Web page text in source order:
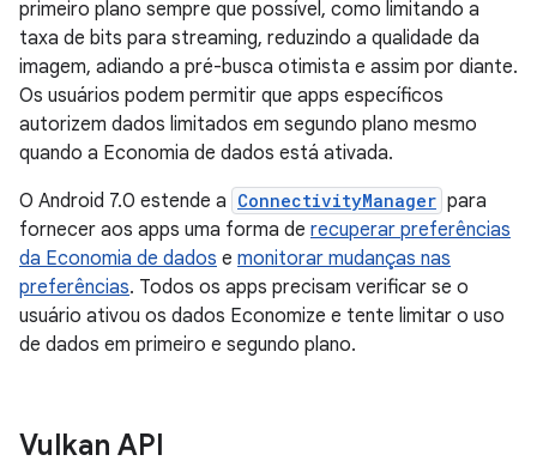
primeiro plano sempre que possível, como limitando a
taxa de bits para streaming, reduzindo a qualidade da
imagem, adiando a pré-busca otimista e assim por diante.
Os usuários podem permitir que apps específicos
autorizem dados limitados em segundo plano mesmo
quando a Economia de dados está ativada.
O Android 7.0 estende a ConnectivityManager para
fornecer aos apps uma forma de recuperar preferências
da Economia de dados e monitorar mudanças nas
preferências. Todos os apps precisam verificar se o
usuário ativou os dados Economize e tente limitar o uso
de dados em primeiro e segundo plano.
Vulkan API